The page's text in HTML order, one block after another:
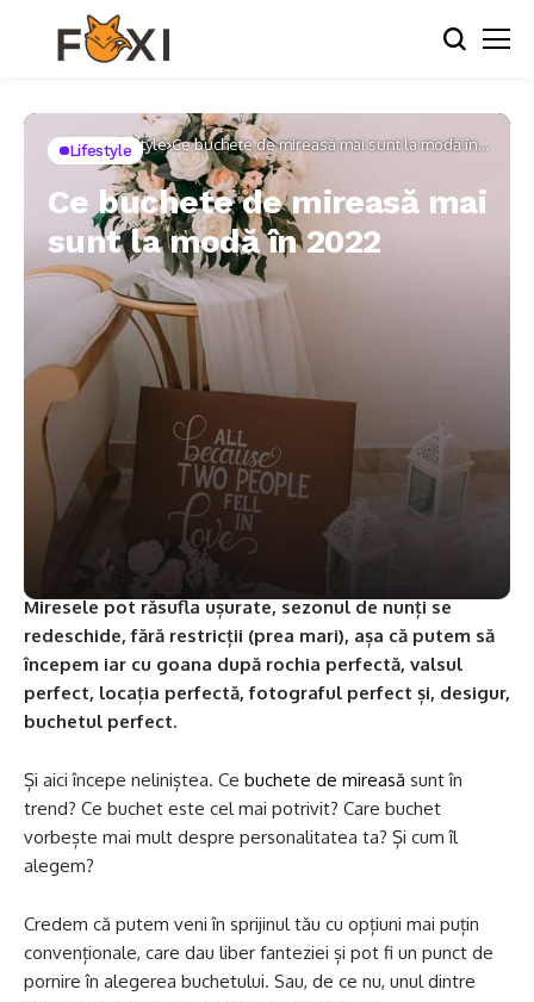
Home Lifestyle Ce buchete de mireasă mai sunt la modă în
2022
Lifestyle
Ce buchete de mireasă mai
sunt la modă în 2022
Miresele pot răsufla ușurate, sezonul de nunți se
redeschide, fără restricții (prea mari), așa că putem să
începem iar cu goana după rochia perfectă, valsul
perfect, locația perfectă, fotograful perfect și, desigur,
buchetul perfect.
Și aici începe neliniștea. Ce buchete de mireasă sunt în
trend? Ce buchet este cel mai potrivit? Care buchet
vorbește mai mult despre personalitatea ta? Și cum îl
alegem?
Credem că putem veni în sprijinul tău cu opțiuni mai puțin
convenționale, care dau liber fanteziei și pot fi un punct de
pornire în alegerea buchetului. Sau, de ce nu, unul dintre